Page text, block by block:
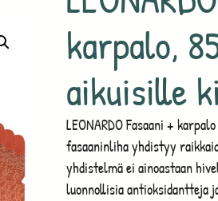
karpalo,
aikuisille
LEONARDO Fasaani +
fasaaninliha yhdistyy
yhdistelmä ei ainoastaan
luonnollisia antioksidantteja